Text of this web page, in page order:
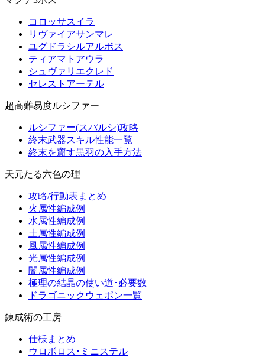
コロッサスイラ
リヴァイアサンマレ
ユグドラシルアルボス
ティアマトアウラ
シュヴァリエクレド
セレストアーテル
超高難易度ルシファー
ルシファー(スパルシ)攻略
終末武器スキル性能一覧
終末を齎す黒羽の入手方法
天元たる六色の理
攻略/行動表まとめ
火属性編成例
水属性編成例
土属性編成例
風属性編成例
光属性編成例
闇属性編成例
極理の結晶の使い道･必要数
ドラゴニックウェポン一覧
錬成術の工房
仕様まとめ
ウロボロス･ミニステル